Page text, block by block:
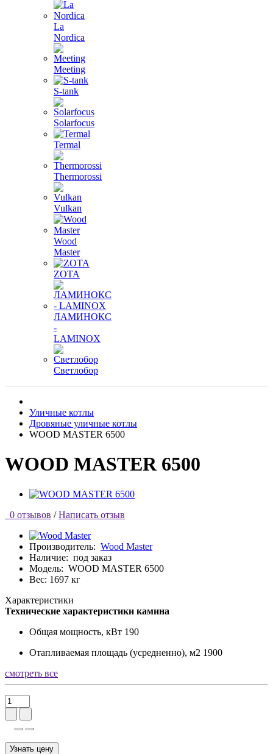
La
Nordica
Meeting
S-tank
Solarfocus
Termal
Thermorossi
Vulkan
Wood
Master
ZOTA
ЛАМИНОКС
-
LAMINOX
Светлобор
Уличные котлы
Дровяные уличные котлы
WOOD MASTER 6500
WOOD MASTER 6500
0 отзывов / Написать отзыв
Производитель: Wood Master
Наличие: под заказ
Модель: WOOD MASTER 6500
Вес: 1697 кг
Характеристики
Технические характеристики камина
Общая мощность, кВт 190
Отапливаемая площадь (усредненно), м2 1900
смотреть все
Узнать цену